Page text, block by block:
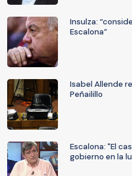
Insulza:
Escalona”
Isabel Allende
Peñailillo
Escalona: "El
gobierno en la